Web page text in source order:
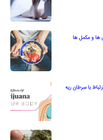
ها و مکمل ها
با سرطان ریه